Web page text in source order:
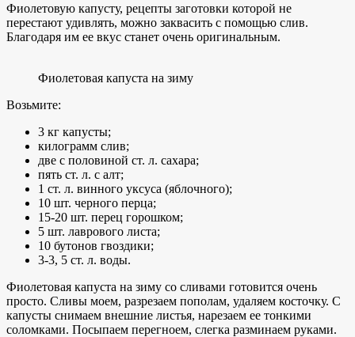
Фиолетовую капусту, рецепты заготовки которой не
перестают удивлять, можно заквасить с помощью слив.
Благодаря им ее вкус станет очень оригинальным.
Фиолетовая капуста на зиму
Возьмите:
3 кг капусты;
килограмм слив;
две с половиной ст. л. сахара;
пять ст. л. с алт;
1 ст. л. винного уксуса (яблочного);
10 шт. черного перца;
15-20 шт. перец горошком;
5 шт. лаврового листа;
10 бутонов гвоздики;
3-3, 5 ст. л. воды.
Фиолетовая капуста на зиму со сливами готовится очень
просто. Сливы моем, разрезаем пополам, удаляем косточку. С
капусты снимаем внешние листья, нарезаем ее тонкими
соломками. Посыпаем перегноем, слегка разминаем руками.